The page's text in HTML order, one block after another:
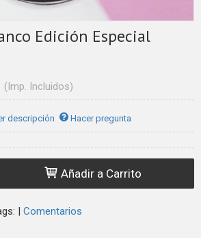
Edición Especial
(Imp. Incluidos)
descripción Hacer pregunta
Añadir a Carrito
| Comentarios